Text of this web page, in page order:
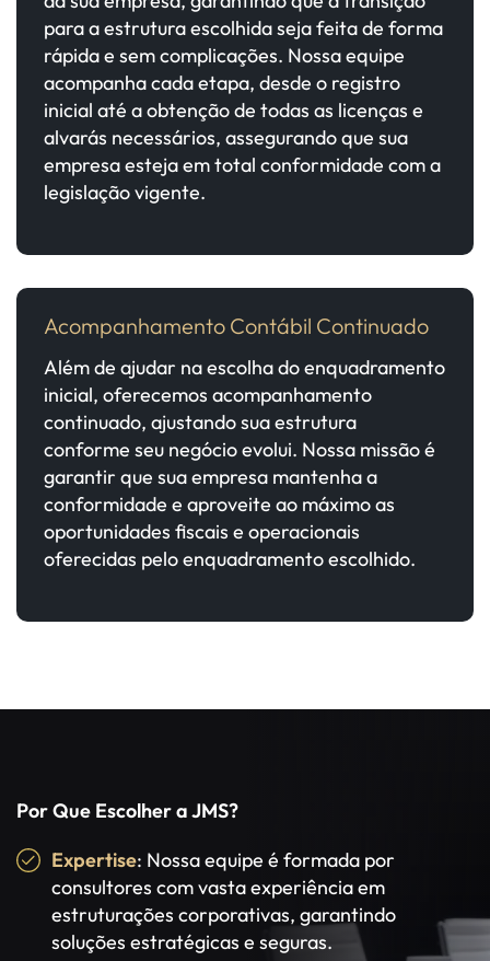
para a estrutura escolhida seja feita de forma
rápida e sem complicações. Nossa equipe
acompanha cada etapa, desde o registro
inicial até a obtenção de todas as licenças e
alvarás necessários, assegurando que sua
empresa esteja em total conformidade com a
legislação vigente.
Acompanhamento Contábil Continuado
Além de ajudar na escolha do enquadramento
inicial, oferecemos acompanhamento
continuado, ajustando sua estrutura
conforme seu negócio evolui. Nossa missão é
garantir que sua empresa mantenha a
conformidade e aproveite ao máximo as
oportunidades fiscais e operacionais
oferecidas pelo enquadramento escolhido.
Por Que Escolher a JMS?
Expertise: Nossa equipe é formada por
consultores com vasta experiência em
estruturações corporativas, garantindo
soluções estratégicas e seguras.